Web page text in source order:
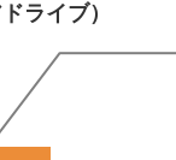
ライブ）